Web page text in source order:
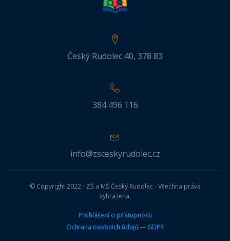
Český Rudolec 40, 378 83
384 496 116
info@zsceskyrudolec.cz
© Copyright 2022 - ZŠ a MŠ Český Rudolec - Všechna práva
vyhrazena.
Prohlášení o přístupnosti
Ochrana osobních údajů — GDPR